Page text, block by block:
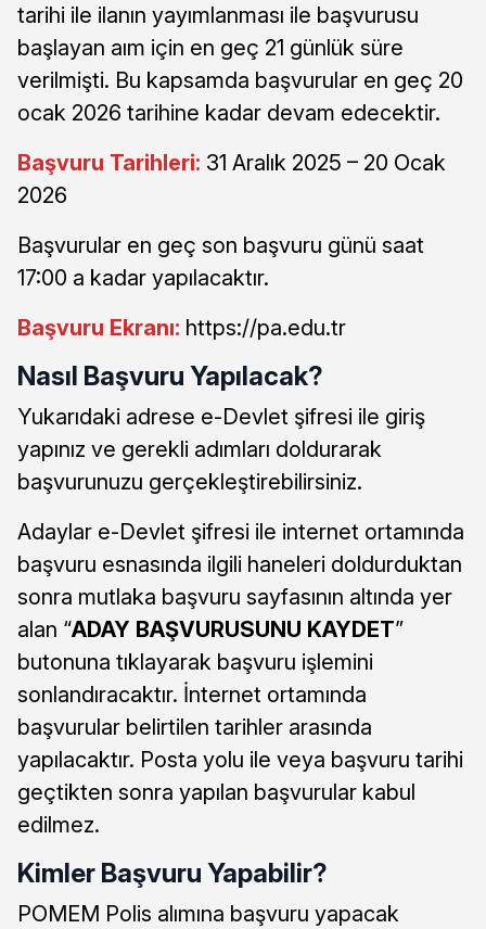
tarihi ile ilanın yayımlanması ile başvurusu
başlayan aım için en geç 21 günlük süre
verilmişti. Bu kapsamda başvurular en geç 20
ocak 2026 tarihine kadar devam edecektir.
Başvuru Tarihleri: 31 Aralık 2025 – 20 Ocak
2026
Başvurular en geç son başvuru günü saat
17:00 a kadar yapılacaktır.
Başvuru Ekranı: https://pa.edu.tr
Nasıl Başvuru Yapılacak?
Yukarıdaki adrese e-Devlet şifresi ile giriş
yapınız ve gerekli adımları doldurarak
başvurunuzu gerçekleştirebilirsiniz.
Adaylar e-Devlet şifresi ile internet ortamında
başvuru esnasında ilgili haneleri doldurduktan
sonra mutlaka başvuru sayfasının altında yer
alan “ADAY BAŞVURUSUNU KAYDET”
butonuna tıklayarak başvuru işlemini
sonlandıracaktır. İnternet ortamında
başvurular belirtilen tarihler arasında
yapılacaktır. Posta yolu ile veya başvuru tarihi
geçtikten sonra yapılan başvurular kabul
edilmez.
Kimler Başvuru Yapabilir?
POMEM Polis alımına başvuru yapacak